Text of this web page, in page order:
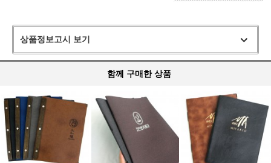
상품정보고시 보기
함께 구매한 상품